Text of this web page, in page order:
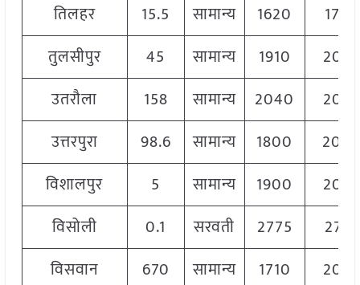
तिलहर 15.5 सामान्य 1620
1700
तुलसीपुर
45 सामान्य 1910
उतरौला
158 सामान्य 2040
उत्तरपुरा
98.6 सामान्य 1800
विशालपुर
5 सामान्य 1900
विसोली
0.1 सरवती 2775
2775
विसवान
670 सामान्य 1710